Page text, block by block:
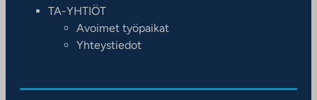
TA-YHTIÖT
Avoimet työpaikat
Yhteystiedot